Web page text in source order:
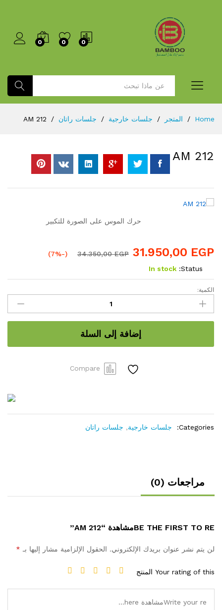
0
0
0
Home
/ المتجر / جلسات خارجية / جلسات راتان /
AM 212
AM 212
حرك الموس على الصورة للتكبير
31.950,00 EGP
34.350,00EGP
(-7%)
Status:
In stock
AM
212
الكمية
الكمية:
إضافة إلى السلة
Compare
Categories: جلسات خارجية, جلسات راتان
مراجعات (0)
BE THE FIRST TO REمشاهدة “AM 212”
لن يتم نشر عنوان بريدك الإلكتروني. الحقول الإلزامية مشار إليها بـ *
Your rating of this المنتج